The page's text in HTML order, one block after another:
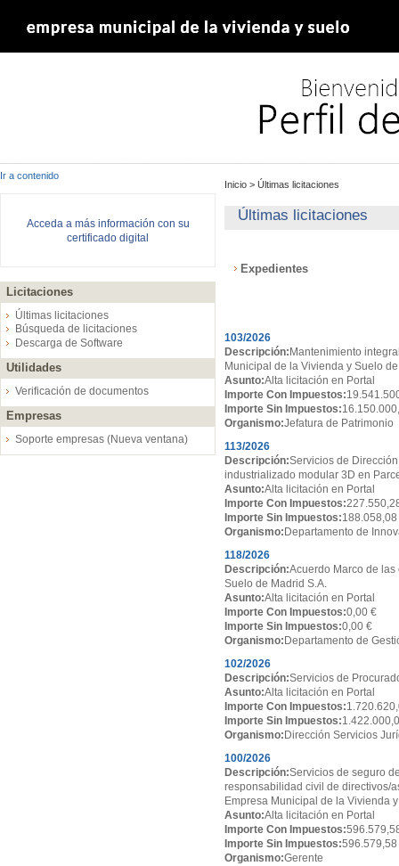
Ir a contenido
Acceda a más información con su
certificado digital
Licitaciones
Últimas licitaciones
Búsqueda de licitaciones
Descarga de Software
Utilidades
Verificación de documentos
Empresas
Soporte empresas (Nueva ventana)
Inicio > Últimas licitaciones
Últimas licitaciones
Expedientes
103/2026
Descripción: Mantenimiento
Municipal de la Vivienda y Suelo
Asunto:Alta licitación en Portal
Importe Con Impuestos:
Importe Sin Impuestos:
Organismo:Jefatura de Patrimonio
113/2026
Descripción:Servicios de
industrializado modular 3D en
Asunto:Alta licitación en Portal
Importe Con Impuestos:
Importe Sin Impuestos:188.058,08
Organismo: Departamento de
118/2026
Descripción:Acuerdo Marco de
Suelo de Madrid S.A.
Asunto:Alta licitación en Portal
Importe Con Impuestos:0,00 €
Importe Sin Impuestos:0,00 €
Organismo: Departamento de
102/2026
Descripción:Servicios de
Asunto:Alta licitación en Portal
Importe Con Impuestos:
Importe Sin Impuestos:
Organismo: Dirección Servicios
100/2026
Descripción:Servicios de seguro
responsabilidad civil de directivos/
Empresa Municipal de la Vivienda
Asunto:Alta licitación en Portal
Importe Con Impuestos:
Importe Sin Impuestos:596.579,58
Organismo:Gerente